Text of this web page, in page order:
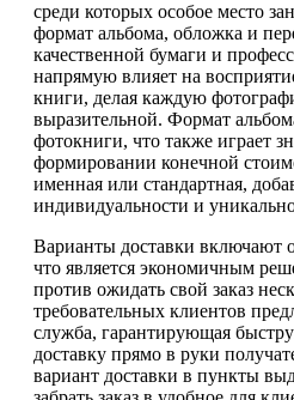
среди которых особое место
формат альбома, обложка и
качественной бумаги и
напрямую влияет на
книги, делая каждую
выразительной. Формат
фотокниги, что также играет
формировании конечной
именная или стандартная,
индивидуальности и
Варианты доставки включают
что является экономичным
против ожидать свой заказ
требовательных клиентов
служба, гарантирующая
доставку прямо в руки
вариант доставки в пункты